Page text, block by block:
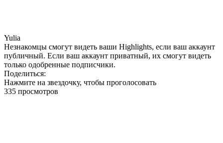
Yulia
Незнакомцы смогут видеть ваши Highlights, если ваш аккаунт
публичный. Если ваш аккаунт приватный, их смогут видеть
только одобренные подписчики.
Поделиться:
Нажмите на звездочку, чтобы проголосовать
335 просмотров